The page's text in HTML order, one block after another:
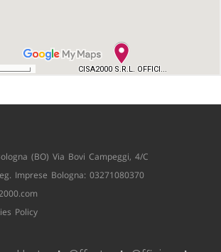
(BO) Via Bovi Campeggi, 4/C
Imprese Bologna: 03271080370
Policy